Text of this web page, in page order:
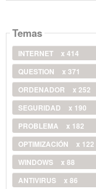
Temas
INTERNET
x 414
QUESTION
x 371
ORDENADOR
x 252
SEGURIDAD
x 190
PROBLEMA
x 182
OPTIMIZACIÓN
x 122
WINDOWS
x 88
ANTIVIRUS
x 86